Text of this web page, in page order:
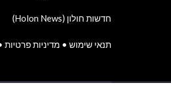
חדשות חולון (Holon News)
תנאי שימוש • מדיניות פרטיות